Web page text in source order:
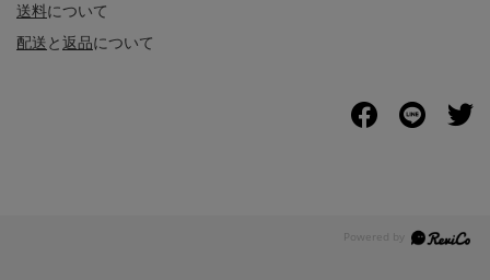
送料について
配送と返品について